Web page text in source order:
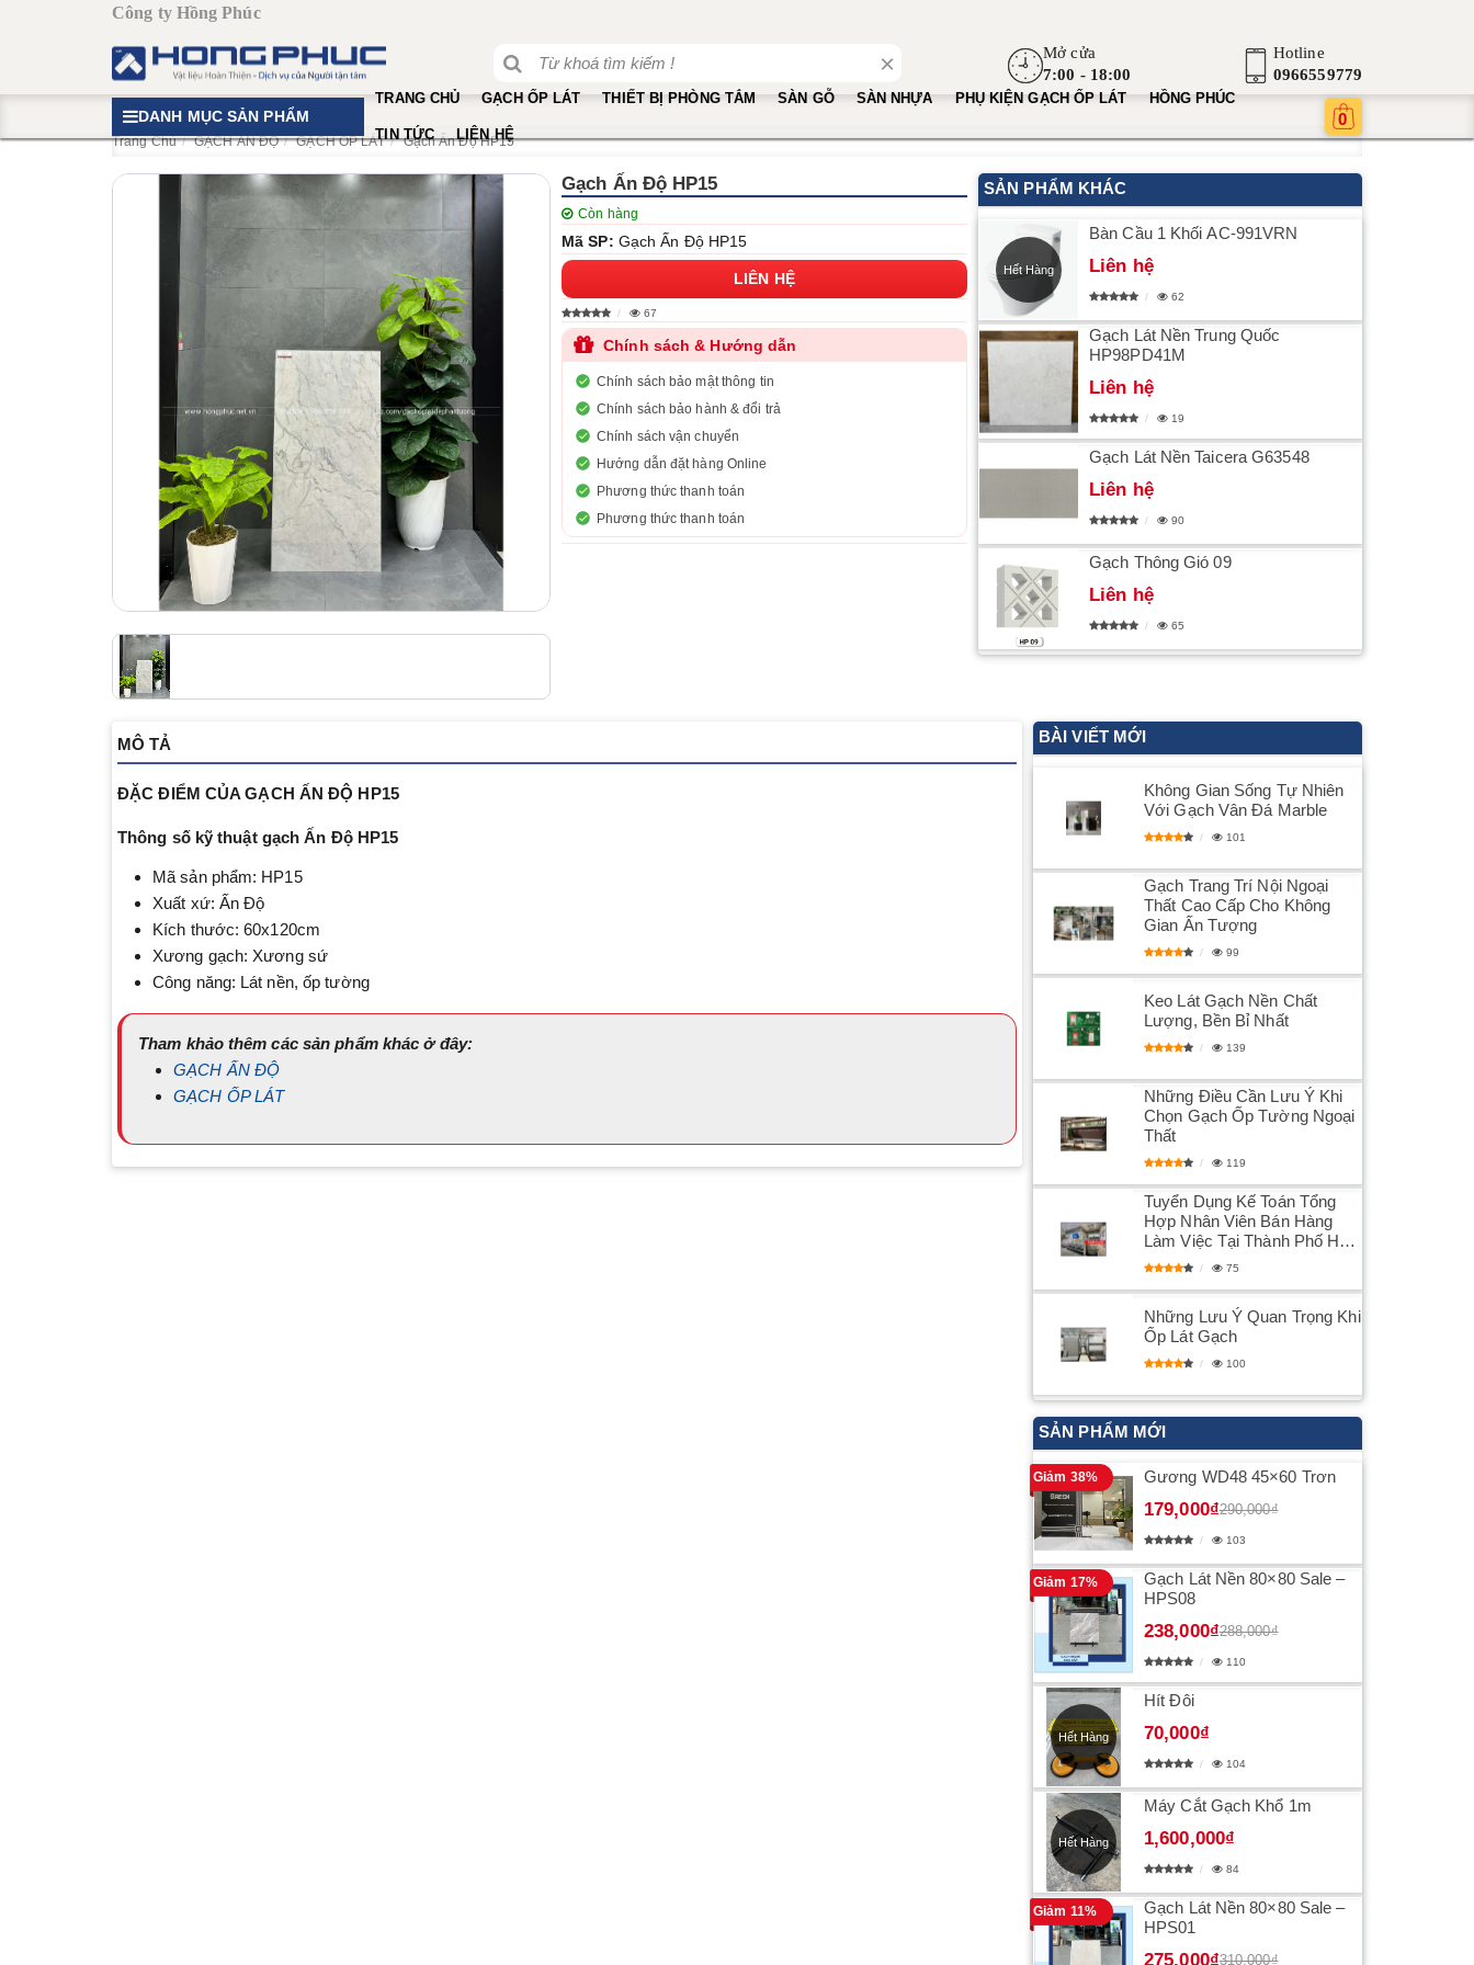
Công ty Hồng Phúc
×
Mở cửa
7:00 - 18:00
Hotline
0966559779
DANH MỤC SẢN PHẨM
TRANG CHỦ GẠCH ỐP LÁT THIẾT BỊ PHÒNG TẮM SÀN GỖ SÀN NHỰA PHỤ KIỆN GẠCH ỐP LÁT HỒNG PHÚC
TIN TỨC LIÊN HỆ
0
Trang Chủ GẠCH ẤN ĐỘ GẠCH ỐP LÁT Gạch Ấn Độ HP15
Gạch Ấn Độ HP15
Còn hàng
Mã SP: Gạch Ấn Độ HP15
LIÊN HỆ
67
Chính sách & Hướng dẫn
Chính sách bảo mật thông tin
Chính sách bảo hành & đổi trả
Chính sách vận chuyển
Hướng dẫn đặt hàng Online
Phương thức thanh toán
Phương thức thanh toán
SẢN PHẨM KHÁC
Bàn Cầu 1 Khối AC-991VRN
Liên hệ
Hết Hàng
62
Gạch Lát Nền Trung Quốc
HP98PD41M
Liên hệ
19
Gạch Lát Nền Taicera G63548
Liên hệ
90
Gạch Thông Gió 09
Liên hệ
65
MÔ TẢ
ĐẶC ĐIỂM CỦA GẠCH ẤN ĐỘ HP15
Thông số kỹ thuật gạch Ấn Độ HP15
Mã sản phẩm: HP15
Xuất xứ: Ấn Độ
Kích thước: 60x120cm
Xương gạch: Xương sứ
Công năng: Lát nền, ốp tường
Tham khảo thêm các sản phẩm khác ở đây:
GẠCH ẤN ĐỘ
GẠCH ỐP LÁT
BÀI VIẾT MỚI
​Không Gian Sống Tự Nhiên
Với Gạch Vân Đá Marble
101
​Gạch Trang Trí Nội Ngoại
Thất Cao Cấp Cho Không
Gian Ấn Tượng
99
Keo Lát Gạch Nền Chất
Lượng, Bền Bỉ Nhất
139
Những Điều Cần Lưu Ý Khi
Chọn Gạch Ốp Tường Ngoại
Thất
119
Tuyển Dụng Kế Toán Tổng
Hợp Nhân Viên Bán Hàng
Làm Việc Tại Thành Phố Hải
Dương
75
Những Lưu Ý Quan Trọng Khi
Ốp Lát Gạch
100
SẢN PHẨM MỚI
Gương WD48 45×60 Trơn
179,000₫290,000₫
Giảm 38%
103
Gạch Lát Nền 80×80 Sale –
HPS08
238,000₫288,000₫
Giảm 17%
110
Hít Đôi
70,000₫
Hết Hàng
104
Máy Cắt Gạch Khổ 1m
1,600,000₫
Hết Hàng
84
Gạch Lát Nền 80×80 Sale –
HPS01
275,000₫310,000₫
Giảm 11%